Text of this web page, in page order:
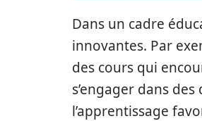
Dans un cadre
innovantes. Par
des cours qui
s’engager dans
l’apprentissage